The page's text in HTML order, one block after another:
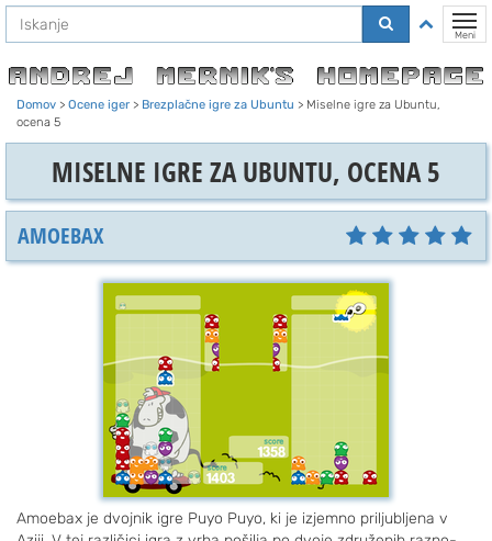
Na
vsebino
Meni
Domov > Ocene iger > Brezplačne igre za Ubuntu > Miselne igre za Ubuntu,
ocena 5
MISELNE IGRE ZA UBUNTU, OCENA 5
AMOEBAX
Amoebax je dvojnik igre Puyo Puyo, ki je izjemno priljubljena v